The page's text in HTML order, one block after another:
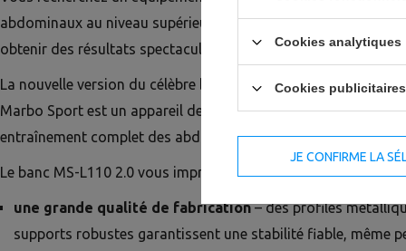
abdominaux au niveau supérieur de sophistication ? Vous
obtenir des résultats spectaculaires même dans votre salle de
La nouvelle version du célèbre banc de musculation
Marbo Sport est un appareil de haute qualité qui vous
entraînement complet des abdominaux en toute sécurité et
Le banc MS-L110 2.0 vous impressionnera par :
une grande qualité de fabrication– des profilés
supports robustes garantissent une stabilité fiable, même
Cookies analytiques
Cookies publicitaires
JE CONFIRME LA